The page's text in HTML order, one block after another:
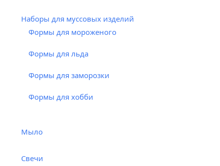
Наборы для муссовых изделий
Формы для мороженого
Формы для льда
Формы для заморозки
Формы для хобби
Мыло
Свечи